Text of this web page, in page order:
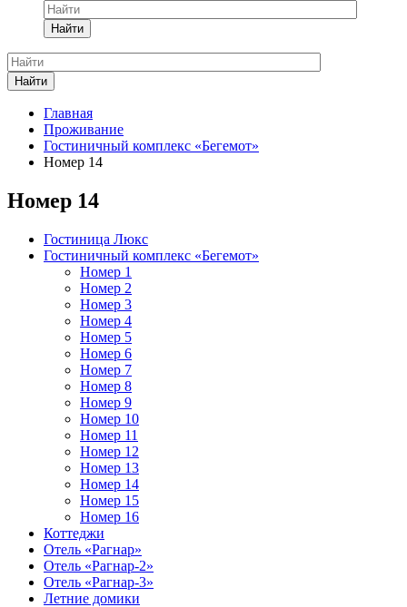
Найти
Найти
Главная
Проживание
Гостиничный комплекс «Бегемот»
Номер 14
Номер 14
Гостиница Люкс
Гостиничный комплекс «Бегемот»
Номер 1
Номер 2
Номер 3
Номер 4
Номер 5
Номер 6
Номер 7
Номер 8
Номер 9
Номер 10
Номер 11
Номер 12
Номер 13
Номер 14
Номер 15
Номер 16
Коттеджи
Отель «Рагнар»
Отель «Рагнар-2»
Отель «Рагнар-3»
Летние домики